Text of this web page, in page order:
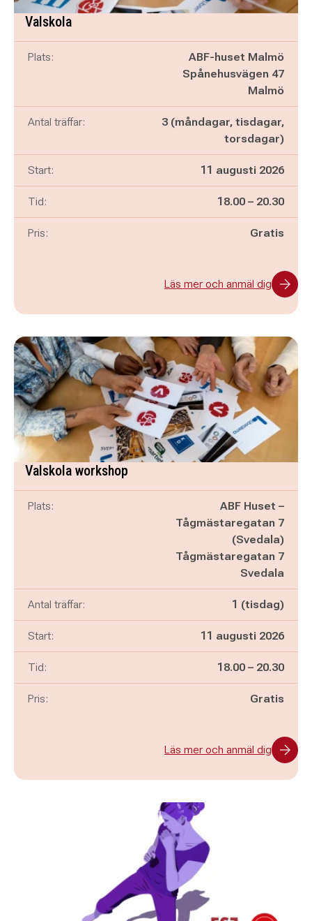
Valskola
Plats:
ABF-huset Malmö
Spånehusvägen 47
Malmö
Antal träffar:
3 (måndagar, tisdagar,
torsdagar)
Start: 11 augusti 2026
Tid: Pågår mellan
18.00 – och
20.30
Pris: Gratis
Läs mer och anmäl dig
Valskola workshop
Plats:
ABF Huset –
Tågmästaregatan 7
(Svedala)
Tågmästaregatan 7
Svedala
Antal träffar: 1 (tisdag)
Start: 11 augusti 2026
Tid: Pågår mellan
18.00 – och
20.30
Pris: Gratis
Läs mer och anmäl dig